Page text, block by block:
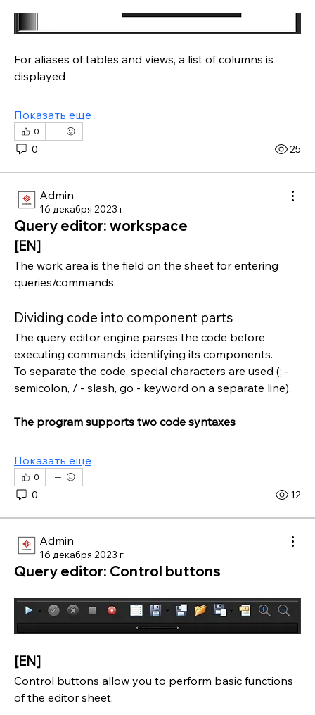
For aliases of tables and views, a list of columns is
displayed
Показать еще
0
0 25
Admin
16 декабря 2023 г.
Query editor: workspace
[EN]
The work area is the field on the sheet for entering
queries/commands.
Dividing code into component parts
The query editor engine parses the code before
executing commands, identifying its components.
To separate the code, special characters are used (; -
semicolon, / - slash, go - keyword on a separate line).
The program supports two code syntaxes
Показать еще
0
0 12
Admin
16 декабря 2023 г.
Query editor: Control buttons
[EN]
Control buttons allow you to perform basic functions
of the editor sheet.